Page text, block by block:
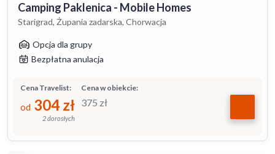
Camping Paklenica - Mobile Homes
Starigrad, Żupania zadarska, Chorwacja
Opcja dla grupy
Bezpłatna anulacja
Cena w obiekcie:
375 zł
Cena Travelist:
od 304 zł
2 dorosłych